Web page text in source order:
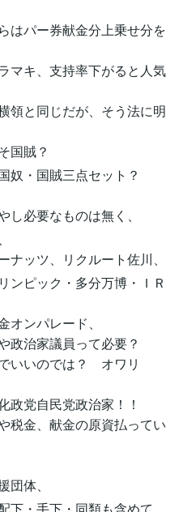
はパー券献金分上乗せ分を
マキ、支持率下がると人気
領と同じだが、そう法に明
国賊？
奴・国賊三点セット？
し必要なものは無く、
ッツ、リクルート佐川、
ンピック・多分万博・ＩＲ
ンパレード、
政治家議員って必要？
いいのでは？ オワリ
政党自民党政治家！！
税金、献金の原資払ってい
体、
下・手下・同類も含めて